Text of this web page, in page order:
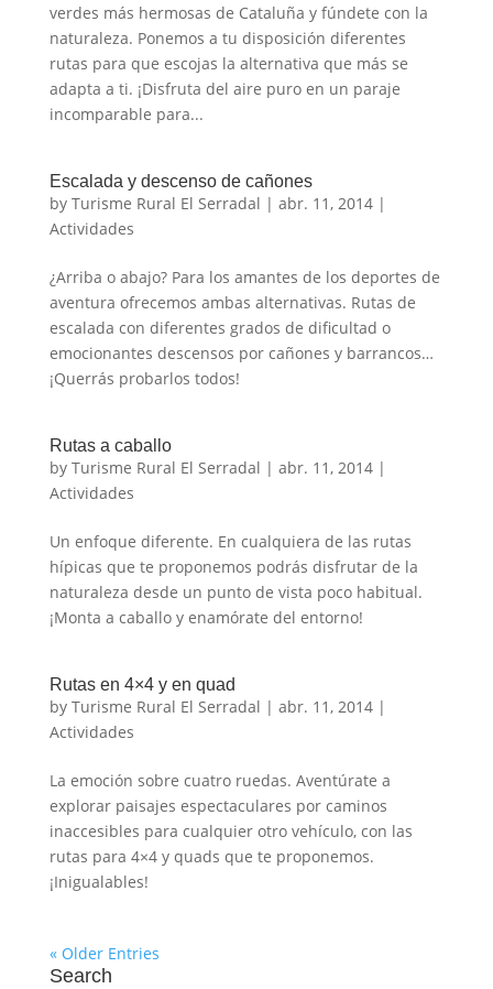
verdes más hermosas de Cataluña y fúndete con la
naturaleza. Ponemos a tu disposición diferentes
rutas para que escojas la alternativa que más se
adapta a ti. ¡Disfruta del aire puro en un paraje
incomparable para...
Escalada y descenso de cañones
by Turisme Rural El Serradal | abr. 11, 2014|
Actividades
¿Arriba o abajo? Para los amantes de los deportes de
aventura ofrecemos ambas alternativas. Rutas de
escalada con diferentes grados de dificultad o
emocionantes descensos por cañones y barrancos…
¡Querrás probarlos todos!
Rutas a caballo
by Turisme Rural El Serradal | abr. 11, 2014|
Actividades
Un enfoque diferente. En cualquiera de las rutas
hípicas que te proponemos podrás disfrutar de la
naturaleza desde un punto de vista poco habitual.
¡Monta a caballo y enamórate del entorno!
Rutas en 4×4 y en quad
by Turisme Rural El Serradal | abr. 11, 2014|
Actividades
La emoción sobre cuatro ruedas. Aventúrate a
explorar paisajes espectaculares por caminos
inaccesibles para cualquier otro vehículo, con las
rutas para 4×4 y quads que te proponemos.
¡Inigualables!
« Older Entries
Search